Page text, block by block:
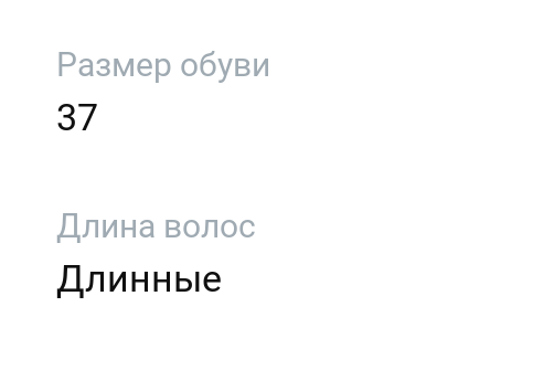
Размер обуви
37
Длина волос
Длинные